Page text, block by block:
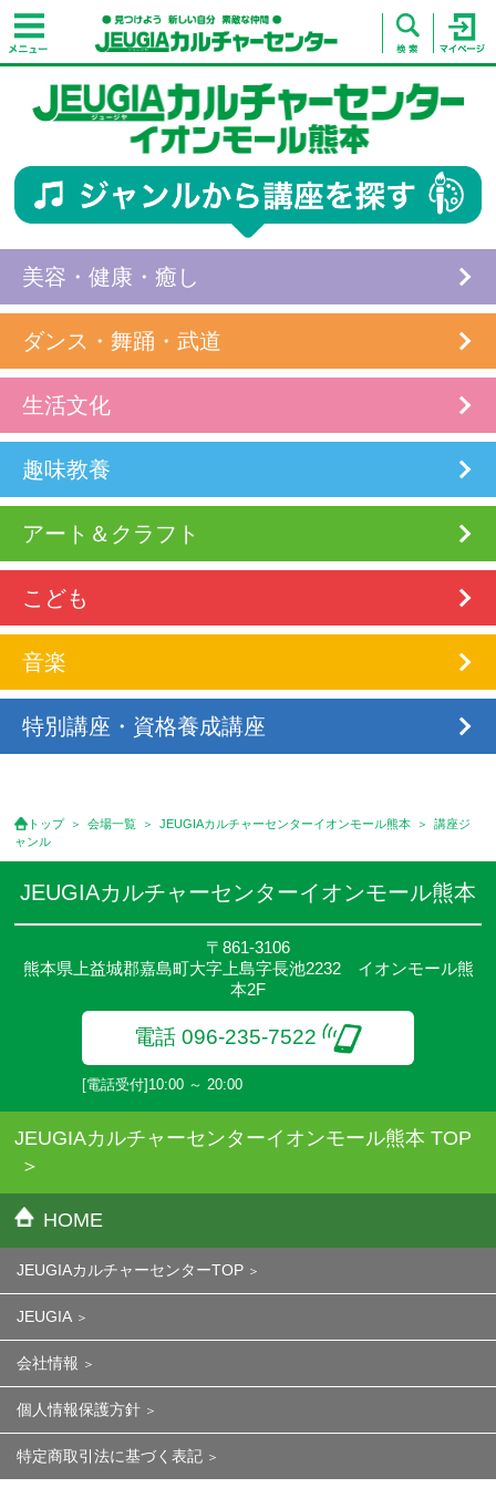
美容・健康・癒し
ダンス・舞踊・武道
生活文化
趣味教養
アート＆クラフト
こども
音楽
特別講座・資格養成講座
トップ 会場一覧 JEUGIAカルチャーセンターイオンモール熊本
講座ジ
ャンル
JEUGIAカルチャーセンターイオンモール熊本
〒861-3106
熊本県上益城郡嘉島町大字上島字長池2232 イオンモール熊
本2F
電話 096-235-7522
[電話受付]10:00 ～ 20:00
JEUGIAカルチャーセンターイオンモール熊本 TOP
HOME
JEUGIAカルチャーセンターTOP
JEUGIA
会社情報
個人情報保護方針
特定商取引法に基づく表記